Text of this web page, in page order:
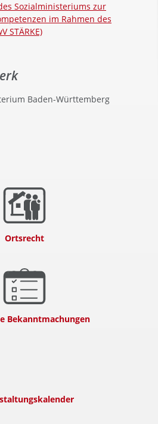
Sozialministeriums zur
im Rahmen des
STÄRKE)
Baden-Württemberg
Ortsrecht
Bekanntmachungen